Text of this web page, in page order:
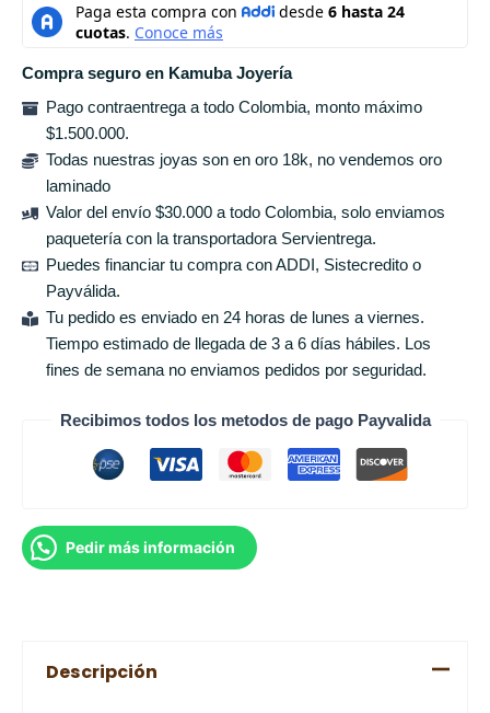
Compra seguro en Kamuba Joyería
Pago contraentrega a todo Colombia, monto máximo
$1.500.000.
Todas nuestras joyas son en oro 18k, no vendemos oro
laminado
Valor del envío $30.000 a todo Colombia, solo enviamos
paquetería con la transportadora Servientrega.
Puedes financiar tu compra con ADDI, Sistecredito o
Payválida.
Tu pedido es enviado en 24 horas de lunes a viernes.
Tiempo estimado de llegada de 3 a 6 días hábiles. Los
fines de semana no enviamos pedidos por seguridad.
Recibimos todos los metodos de pago Payvalida
Pedir más información
Descripción